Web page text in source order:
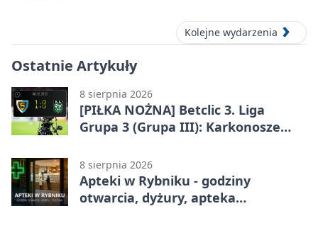
Kolejne wydarzenia
Ostatnie Artykuły
8 sierpnia 2026
[PIŁKA NOŻNA] Betclic 3. Liga
Grupa 3 (Grupa III): Karkonosze
8 sierpnia 2026
Apteki w Rybniku - godziny
otwarcia, dyżury, apteka